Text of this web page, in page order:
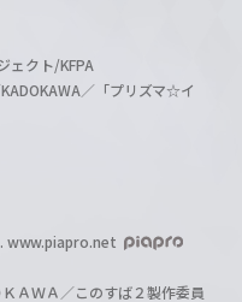
ェクト/KFPA
／「プリズマ☆イ
www.piapro.net
ＡＷＡ／このすば２製作委員